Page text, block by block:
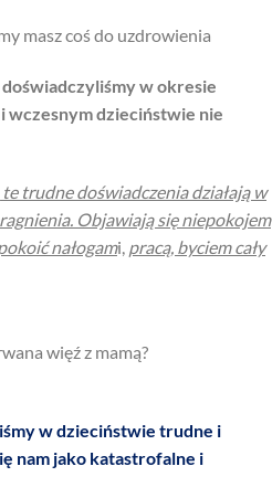
masz coś do uzdrowienia
w okresie
wczesnym dzieciństwie nie
trudne doświadczenia działają w
Objawiają się niepokojem
nałogami, pracą, byciem cały
więź z mamą?
w dzieciństwie trudne i
nam jako katastrofalne i